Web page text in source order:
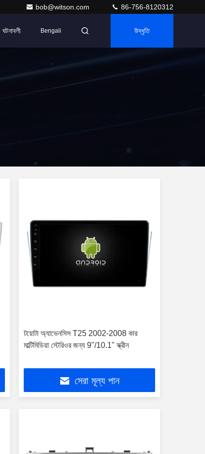
bob@witson.com 86-756-8120312
ঘটনাবলী Bengali উদ্ধৃতি
টয়োটা অ্যাভেনসিস T25 2002-2008 কার
মাল্টিমিডিয়া স্টেরিওর জন্য 9"/10.1" স্ক্রীন
সেরা মূল্য পান